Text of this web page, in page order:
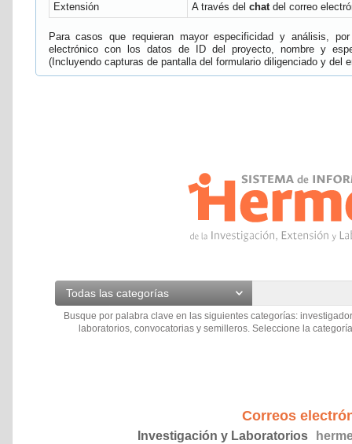
Extensión
A través del chatdel correo
Para casos que requieran mayor especificidad y análisis,
electrónico con los datos de ID del proyecto, nombre y
(Incluyendo capturas de pantalla del formulario diligenciado y del
Todas las categorías
Busque por palabra clave en las siguientes categorías:
laboratorios, convocatorias y semilleros. Seleccione la
Correos
Investigación y Laboratorios